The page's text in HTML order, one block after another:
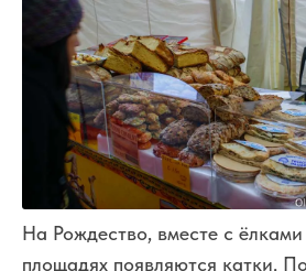
На Рождество, вместе с
площадях появляются катки.